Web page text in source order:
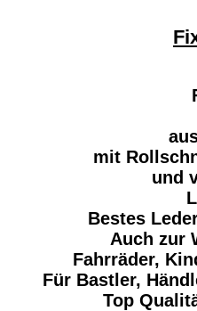
mit
und
Bestes
Auch zur
Fahrräder,
Für Bastler,
Top